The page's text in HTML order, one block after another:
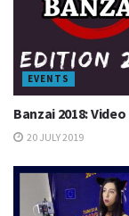
EVENTS
Banzai 2018:
20 JULY 2019